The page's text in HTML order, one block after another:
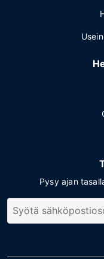
Pysy ajan